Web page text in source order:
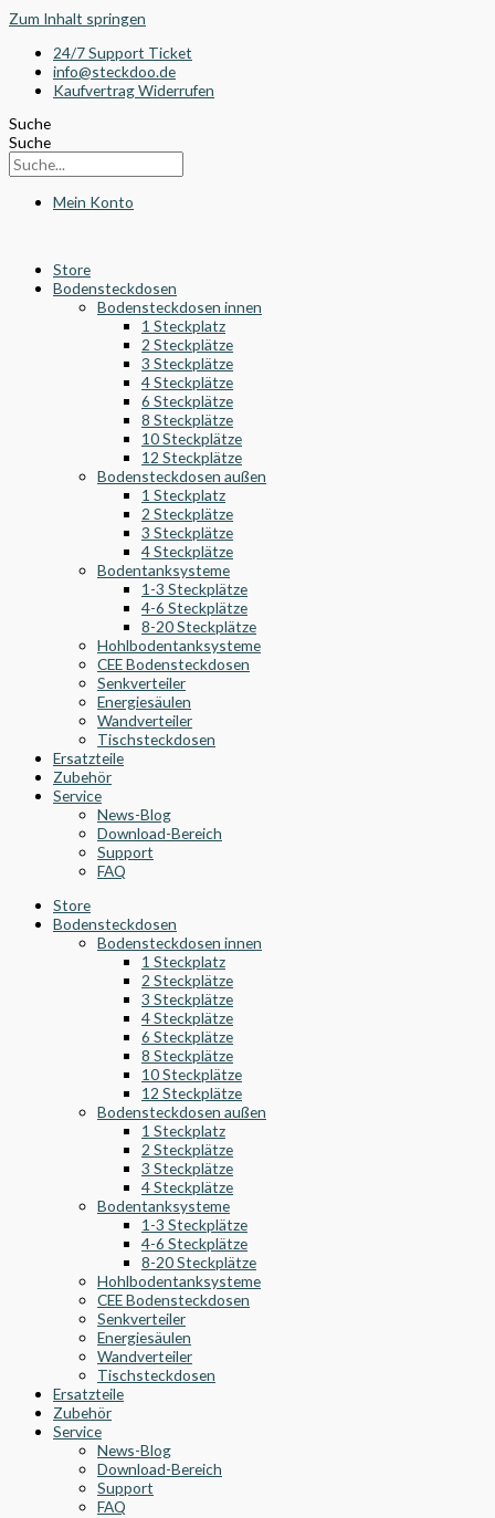
Zum Inhalt springen
24/7 Support Ticket
info@steckdoo.de
Kaufvertrag Widerrufen
Suche
Suche
Mein Konto
Store
Bodensteckdosen
Bodensteckdosen innen
1 Steckplatz
2 Steckplätze
3 Steckplätze
4 Steckplätze
6 Steckplätze
8 Steckplätze
10 Steckplätze
12 Steckplätze
Bodensteckdosen außen
1 Steckplatz
2 Steckplätze
3 Steckplätze
4 Steckplätze
Bodentanksysteme
1-3 Steckplätze
4-6 Steckplätze
8-20 Steckplätze
Hohlbodentanksysteme
CEE Bodensteckdosen
Senkverteiler
Energiesäulen
Wandverteiler
Tischsteckdosen
Ersatzteile
Zubehör
Service
News-Blog
Download-Bereich
Support
FAQ
Store
Bodensteckdosen
Bodensteckdosen innen
1 Steckplatz
2 Steckplätze
3 Steckplätze
4 Steckplätze
6 Steckplätze
8 Steckplätze
10 Steckplätze
12 Steckplätze
Bodensteckdosen außen
1 Steckplatz
2 Steckplätze
3 Steckplätze
4 Steckplätze
Bodentanksysteme
1-3 Steckplätze
4-6 Steckplätze
8-20 Steckplätze
Hohlbodentanksysteme
CEE Bodensteckdosen
Senkverteiler
Energiesäulen
Wandverteiler
Tischsteckdosen
Ersatzteile
Zubehör
Service
News-Blog
Download-Bereich
Support
FAQ